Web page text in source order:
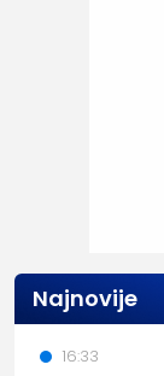
Najnovije
16:33